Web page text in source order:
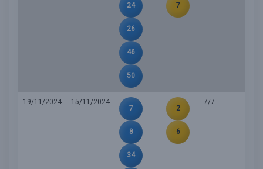
24
26
46
50
7
19/11/2024
15/11/2024
7
8
34
2
6
7/7